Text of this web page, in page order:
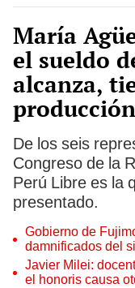
María
el sueldo
alcanza,
De los seis
Congreso de la
Perú Libre es la
presentado.
Gobierno de
damnificados del
Javier Milei:
el honoris causa